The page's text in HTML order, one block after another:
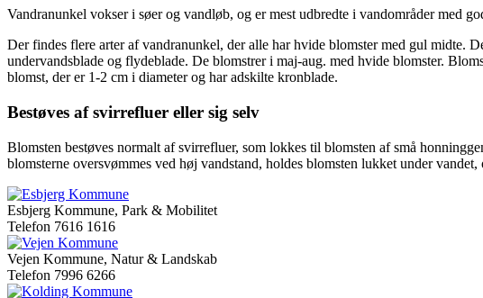
Vandranunkel vokser i søer og vandløb, og er mest udbredte i vandområder med
Der findes flere arter af vandranunkel, der alle har hvide blomster med gul midte.
undervandsblade og flydeblade. De blomstrer i maj-aug. med hvide blomster.
blomst, der er 1-2 cm i diameter og har adskilte kronblade.
Bestøves af svirrefluer eller sig selv
Blomsten bestøves normalt af svirrefluer, som lokkes til blomsten af små
blomsterne oversvømmes ved høj vandstand, holdes blomsten lukket under vandet,
Esbjerg Kommune, Park & Mobilitet
Telefon 7616 1616
Vejen Kommune, Natur & Landskab
Telefon 7996 6266